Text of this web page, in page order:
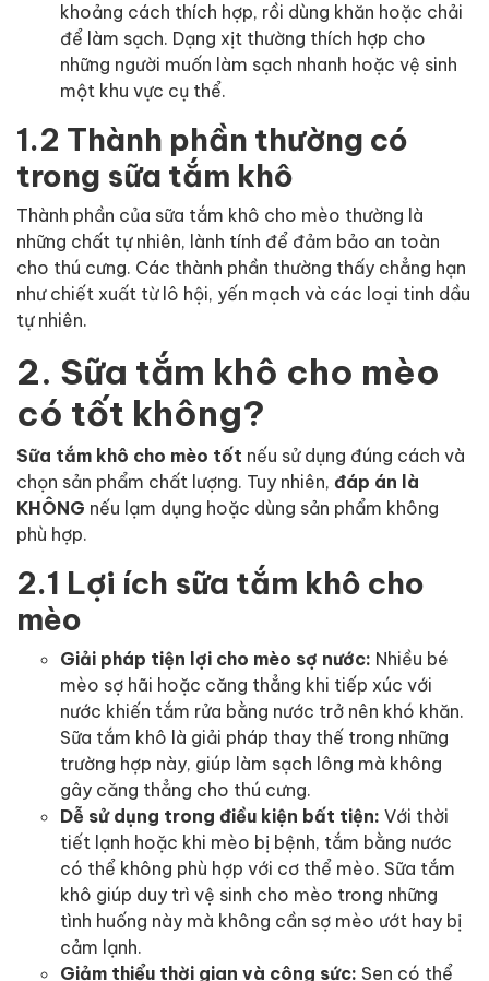
khoảng cách thích hợp, rồi dùng khăn hoặc chải
để làm sạch. Dạng xịt thường thích hợp cho
những người muốn làm sạch nhanh hoặc vệ sinh
một khu vực cụ thể.
1.2 Thành phần thường có
trong sữa tắm khô
Thành phần của sữa tắm khô cho mèo thường là
những chất tự nhiên, lành tính để đảm bảo an toàn
cho thú cưng. Các thành phần thường thấy chẳng hạn
như chiết xuất từ lô hội, yến mạch và các loại tinh dầu
tự nhiên.
2. Sữa tắm khô cho mèo
có tốt không?
Sữa tắm khô cho mèo tốt nếu sử dụng đúng cách và
chọn sản phẩm chất lượng. Tuy nhiên, đáp án là
KHÔNG nếu lạm dụng hoặc dùng sản phẩm không
phù hợp.
2.1 Lợi ích sữa tắm khô cho
mèo
Giải pháp tiện lợi cho mèo sợ nước: Nhiều bé
mèo sợ hãi hoặc căng thẳng khi tiếp xúc với
nước khiến tắm rửa bằng nước trở nên khó khăn.
Sữa tắm khô là giải pháp thay thế trong những
trường hợp này, giúp làm sạch lông mà không
gây căng thẳng cho thú cưng.
Dễ sử dụng trong điều kiện bất tiện: Với thời
tiết lạnh hoặc khi mèo bị bệnh, tắm bằng nước
có thể không phù hợp với cơ thể mèo. Sữa tắm
khô giúp duy trì vệ sinh cho mèo trong những
tình huống này mà không cần sợ mèo ướt hay bị
cảm lạnh.
Giảm thiểu thời gian và công sức: Sen có thể